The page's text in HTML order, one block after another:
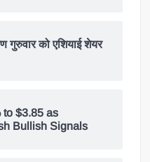
गुरुवार को एशियाई शेयर
to $3.85 as
Bullish Signals